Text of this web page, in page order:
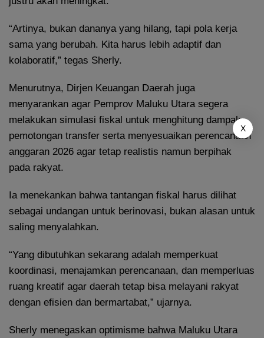
“Artinya, bukan dananya yang hilang, tapi pola kerja
sama yang berubah. Kita harus lebih adaptif dan
kolaboratif,” tegas Sherly.
Menurutnya, Dirjen Keuangan Daerah juga
menyarankan agar Pemprov Maluku Utara segera
melakukan simulasi fiskal untuk menghitung dampak
pemotongan transfer serta menyesuaikan perencanaan
anggaran 2026 agar tetap realistis namun berpihak
pada rakyat.
Ia menekankan bahwa tantangan fiskal harus dilihat
sebagai undangan untuk berinovasi, bukan alasan untuk
saling menyalahkan.
“Yang dibutuhkan sekarang adalah memperkuat
koordinasi, menajamkan perencanaan, dan memperluas
ruang kreatif agar daerah tetap bisa melayani rakyat
dengan efisien dan bermartabat,” ujarnya.
Sherly menegaskan optimisme bahwa Maluku Utara
X